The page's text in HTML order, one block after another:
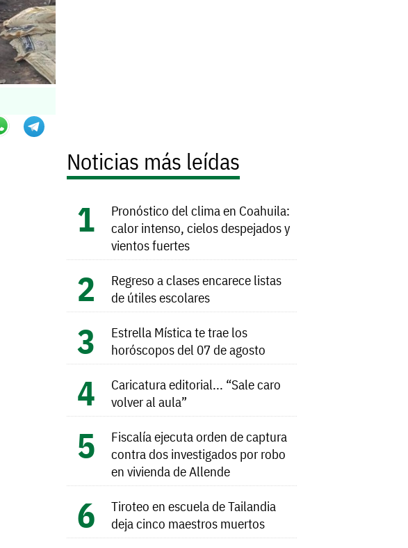
Noticias más leídas
Pronóstico del clima en Coahuila:
calor intenso, cielos despejados y
vientos fuertes
Regreso a clases encarece listas
de útiles escolares
Estrella Mística te trae los
horóscopos del 07 de agosto
Caricatura editorial... “Sale caro
volver al aula”
Fiscalía ejecuta orden de captura
contra dos investigados por robo
en vivienda de Allende
Tiroteo en escuela de Tailandia
deja cinco maestros muertos